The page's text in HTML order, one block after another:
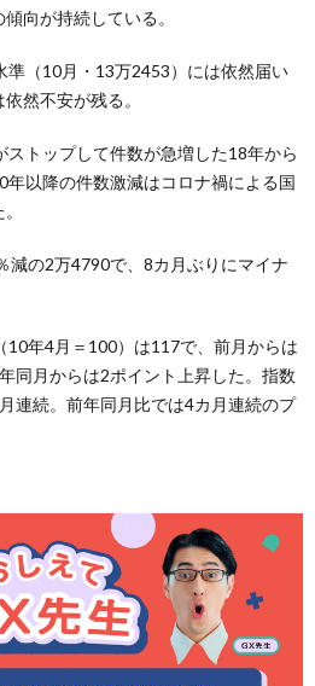
向が持続している。
準（10月・13万2453）には依然届い
然不安が残る。
トップして件数が急増した18年から
以降の件数激減はコロナ禍による国
減の2万4790で、8カ月ぶりにマイナ
10年4月＝100）は117で、前月からは
同月からは2ポイント上昇した。指数
連続。前年同月比では4カ月連続のプ